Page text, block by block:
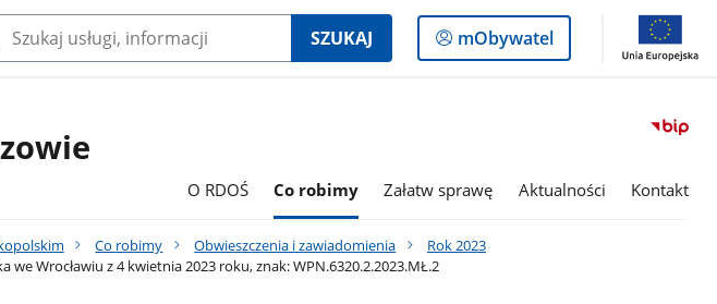
SZUKAJ
Logowanie
do
mObywatel
O RDOŚ Co robimy Załatw sprawę Aktualności Kontakt
Co robimy Obwieszczenia i zawiadomienia
Rok 2023
Wrocławiu z 4 kwietnia 2023 roku, znak: WPN.6320.2.2023.MŁ.2